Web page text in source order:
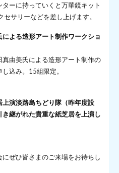
ーに持っていくと万華鏡キット
セサリーなどを差し上げます。
よる造形アート制作ワークショ
由美氏による造形アート制作の
込み。15組限定。
演淡路島ちどり隊（昨年度設
継がれた貴重な紙芝居を上演し
ぜひ皆さまのご来場をお待ちし